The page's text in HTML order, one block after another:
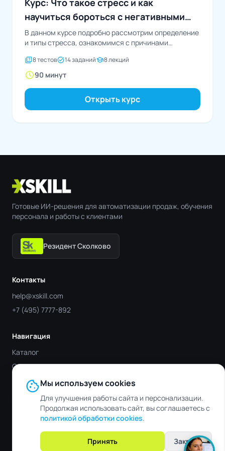
Курс: Что такое стресс и как
научиться бороться с негативными
эмоциями?
В данном курсе подробно рассмотрим определение
и типы стресса, ознакомимся с причинами
quiz8 тестовtask_alt14 заданийschool8 лекций
schedule90 минут
Открыть курс
Готовые ИИ-решения для автоматизации продаж, обучения
персонала и работы с клиентами
Резидент Сколково
Контакты
help@xskill.com
+7 (495) 7777-892
Навигация
Каталог
Отрасли
Блог
Контакты
© 2019 - 2026 XSKILL. Все права защищены.
Файлы
Пользовательское
соглашение
cookieМы используем cookies
Для улучшения работы сайта и персонализации.
Продолжая использовать сайт, вы соглашаетесь с
политикой обработки cookies.
Принять Закрыть